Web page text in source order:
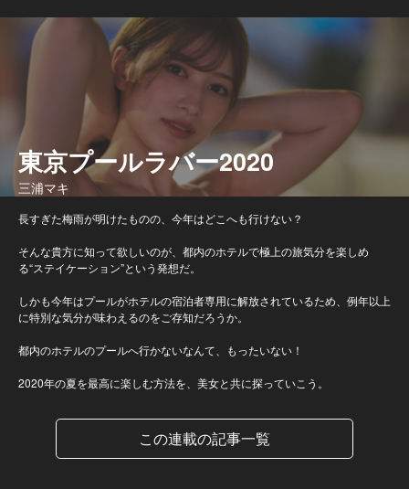
東京プールラバー2020
三浦マキ
長すぎた梅雨が明けたものの、今年はどこへも行けない？
そんな貴方に知って欲しいのが、都内のホテルで極上の旅気分を楽しめ
る“ステイケーション”という発想だ。
しかも今年はプールがホテルの宿泊者専用に解放されているため、例年以上
に特別な気分が味わえるのをご存知だろうか。
都内のホテルのプールへ行かないなんて、もったいない！
2020年の夏を最高に楽しむ方法を、美女と共に探っていこう。
この連載の記事一覧